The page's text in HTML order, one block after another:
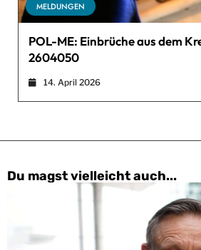
MELDUNGEN
POL-ME: Einbrüche aus dem
2604050
14. April 2026
Du magst vielleicht auch...